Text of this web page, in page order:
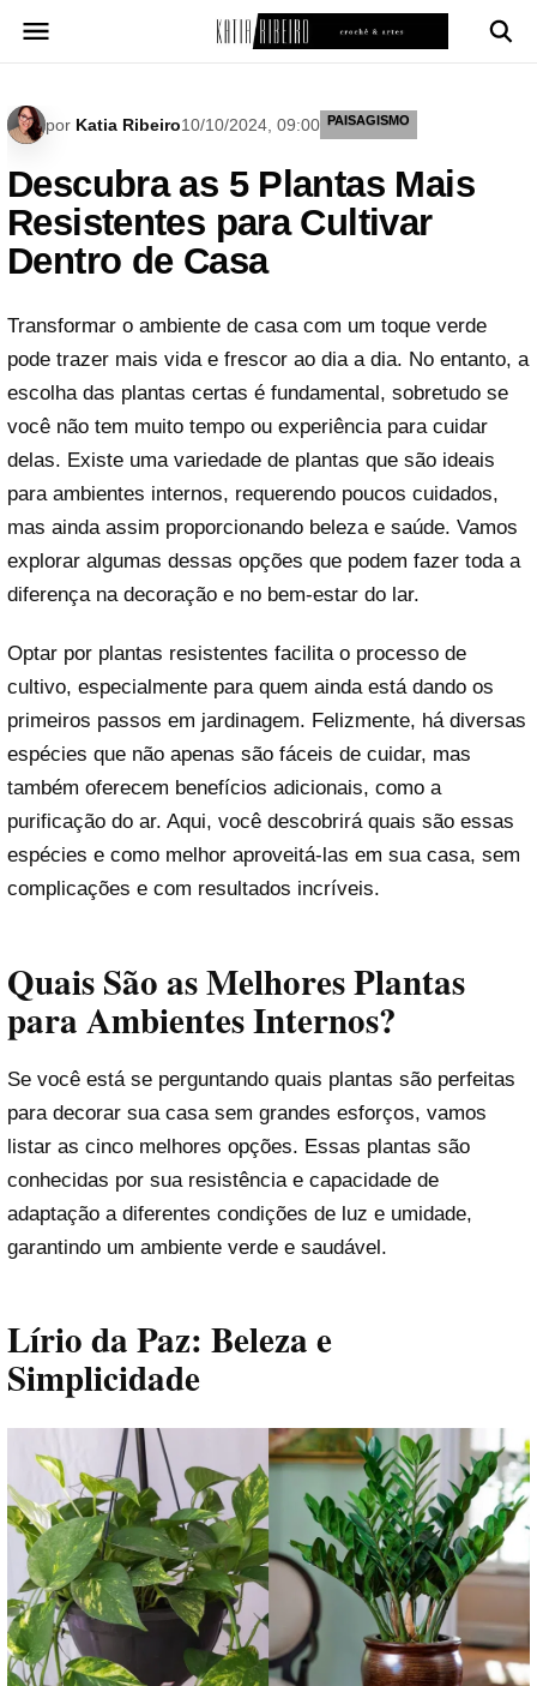
para
por Katia Ribeiro10/10/2024, 09:00 PAISAGISMO
Descubra as 5 Plantas Mais
Resistentes para Cultivar
Dentro de Casa
Transformar o ambiente de casa com um toque verde
pode trazer mais vida e frescor ao dia a dia. No entanto, a
escolha das plantas certas é fundamental, sobretudo se
você não tem muito tempo ou experiência para cuidar
delas. Existe uma variedade de plantas que são ideais
para ambientes internos, requerendo poucos cuidados,
mas ainda assim proporcionando beleza e saúde. Vamos
explorar algumas dessas opções que podem fazer toda a
diferença na decoração e no bem-estar do lar.
Optar por plantas resistentes facilita o processo de
cultivo, especialmente para quem ainda está dando os
primeiros passos em jardinagem. Felizmente, há diversas
espécies que não apenas são fáceis de cuidar, mas
também oferecem benefícios adicionais, como a
purificação do ar. Aqui, você descobrirá quais são essas
espécies e como melhor aproveitá-las em sua casa, sem
complicações e com resultados incríveis.
Quais São as Melhores Plantas
para Ambientes Internos?
Se você está se perguntando quais plantas são perfeitas
para decorar sua casa sem grandes esforços, vamos
listar as cinco melhores opções. Essas plantas são
conhecidas por sua resistência e capacidade de
adaptação a diferentes condições de luz e umidade,
garantindo um ambiente verde e saudável.
Lírio da Paz: Beleza e
Simplicidade